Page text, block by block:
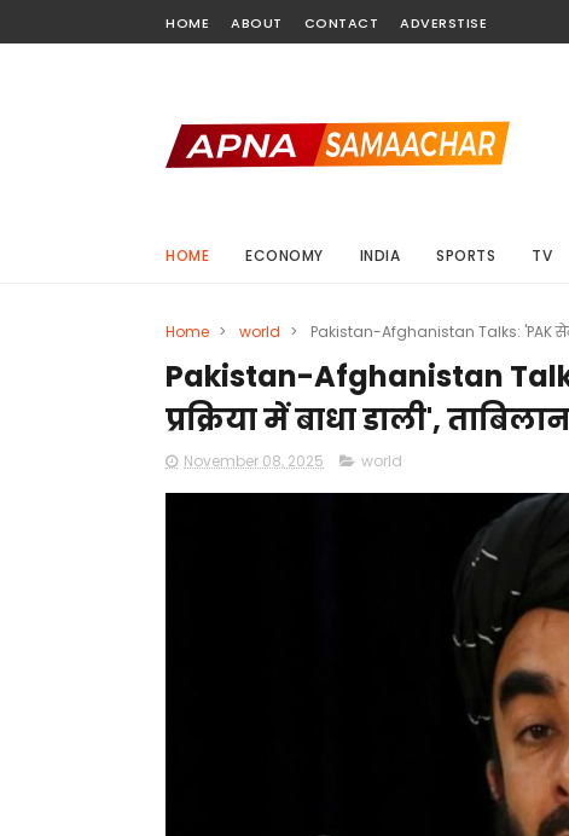
HOME ABOUT CONTACT ADVERSTISE
HOME ECONOMY INDIA SPORTS TV
Home > world > Pakistan-Afghanistan Talks: 'PAK
Pakistan-Afghanistan
प्रक्रिया में बाधा डाली',
November 08, 2025 world